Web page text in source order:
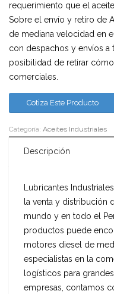
requerimiento que el
Sobre el envío y retiro de
de mediana velocidad en
con despachos y envíos a
posibilidad de retirar
comerciales.
Cotiza Este Producto
Categoría: Aceites Industriales
Descripción
Lubricantes
la venta y distribución
mundo y en todo el
productos puede
motores diesel de
especialistas en la
logísticos para
empresas, contamos